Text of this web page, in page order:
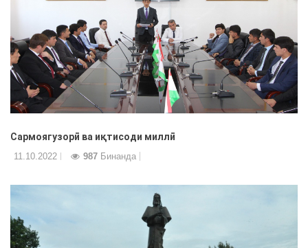
Сармоягузорӣ ва иқтисоди миллӣ
11.10.2022 987 Бинанда